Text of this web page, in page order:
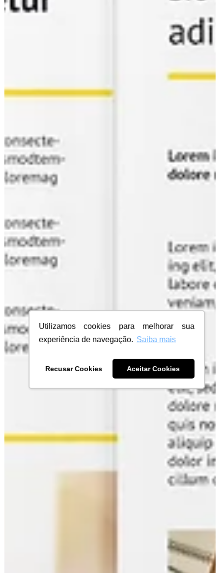
Utilizamos cookies para melhorar sua
experiência de navegação. Saiba mais
Recusar Cookies Aceitar Cookies